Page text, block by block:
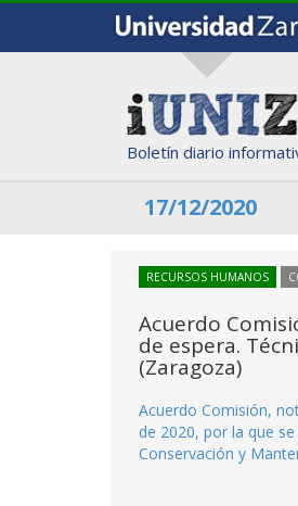
Boletín diario
17/12/2020
RECURSOS HUMANOS
Acuerdo
de espera.
(Zaragoza)
Acuerdo Comisión,
de 2020, por la que
Conservación y